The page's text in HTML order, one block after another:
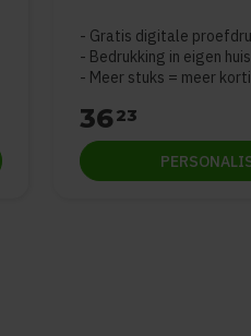
Gratis digitale
Bedrukking in eigen huis
Meer stuks = meer
3623